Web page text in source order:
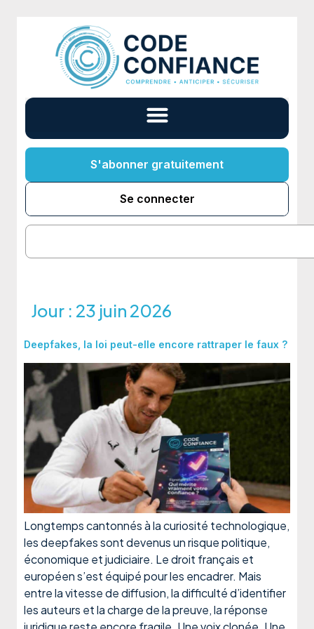
S'abonner gratuitement
Se connecter
Jour : 23 juin 2026
Deepfakes, la loi peut-elle encore rattraper le faux ?
Longtemps cantonnés à la curiosité technologique,
les deepfakes sont devenus un risque politique,
économique et judiciaire. Le droit français et
européen s’est équipé pour les encadrer. Mais
entre la vitesse de diffusion, la difficulté d’identifier
les auteurs et la charge de la preuve, la réponse